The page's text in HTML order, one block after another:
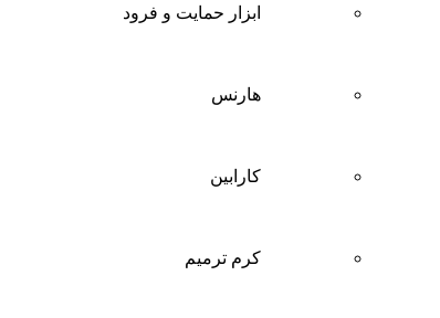
ابزار حمایت و فرود
هارنس
کارابین
کرم ترمیم